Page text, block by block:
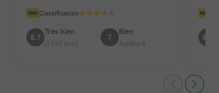
Classification
8.7
Très bien
(1430 Avis)
7
Bien
Aurélie R
8.8